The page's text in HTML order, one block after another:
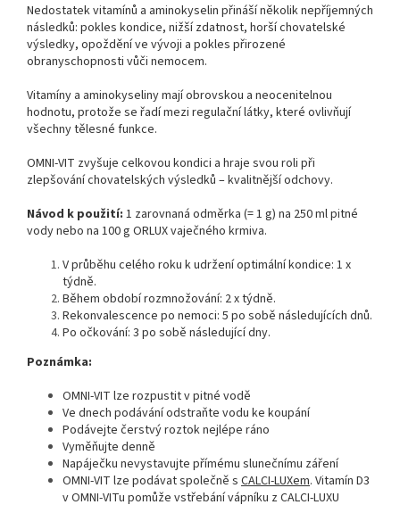
Nedostatek vitamínů a aminokyselin přináší několik nepříjemných
následků: pokles kondice, nižší zdatnost, horší chovatelské
výsledky, opoždění ve vývoji a pokles přirozené
obranyschopnosti vůči nemocem.
Vitamíny a aminokyseliny mají obrovskou a neocenitelnou
hodnotu, protože se řadí mezi regulační látky, které ovlivňují
všechny tělesné funkce.
OMNI-VIT zvyšuje celkovou kondici a hraje svou roli při
zlepšování chovatelských výsledků – kvalitnější odchovy.
Návod k použití: 1 zarovnaná odměrka (= 1 g) na 250 ml pitné
vody nebo na 100 g ORLUX vaječného krmiva.
V průběhu celého roku k udržení optimální kondice: 1 x
týdně.
Během období rozmnožování: 2 x týdně.
Rekonvalescence po nemoci: 5 po sobě následujících dnů.
Po očkování: 3 po sobě následující dny.
Poznámka:
OMNI-VIT lze rozpustit v pitné vodě
Ve dnech podávání odstraňte vodu ke koupání
Podávejte čerstvý roztok nejlépe ráno
Vyměňujte denně
Napáječku nevystavujte přímému slunečnímu záření
OMNI-VIT lze podávat společně s CALCI-LUXem. Vitamín D3
v OMNI-VITu pomůže vstřebání vápníku z CALCI-LUXU